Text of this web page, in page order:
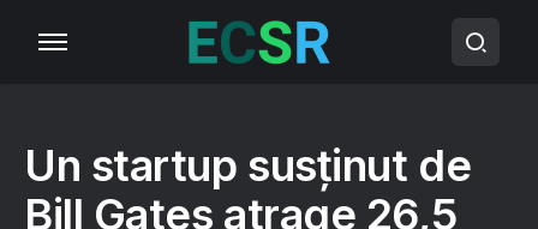
Un startup susținut de
Bill Gates atrage 26,5